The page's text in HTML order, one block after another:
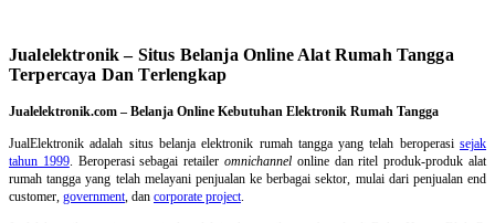
Jualelektronik – Situs Belanja Online Alat Rumah Tangga
Terpercaya Dan Terlengkap
Jualelektronik.com – Belanja Online Kebutuhan Elektronik Rumah Tangga
JualElektronik adalah situs belanja elektronik rumah tanggayang telah beroperasisejak
tahun 1999. Beroperasi sebagai retaileromnichannel online dan ritel produk-produk alat
rumah tangga yang telah melayani penjualan ke berbagai sektor, mulai dari penjualan end
customer, government , dan corporate project